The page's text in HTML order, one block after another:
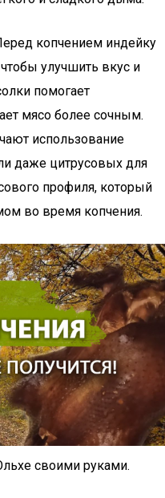
копчением индейку
улучшить вкус и
помогает
мясо более сочным.
использование
даже цитрусовых для
профиля, который
во время копчения.
своими руками.